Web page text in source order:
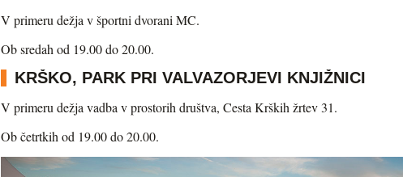
V primeru dežja v športni dvorani MC.
Ob sredah od 19.00 do 20.00.
KRŠKO, PARK PRI VALVAZORJEVI KNJIŽNICI
V primeru dežja vadba v prostorih društva, Cesta Krških žrtev 31.
Ob četrtkih od 19.00 do 20.00.